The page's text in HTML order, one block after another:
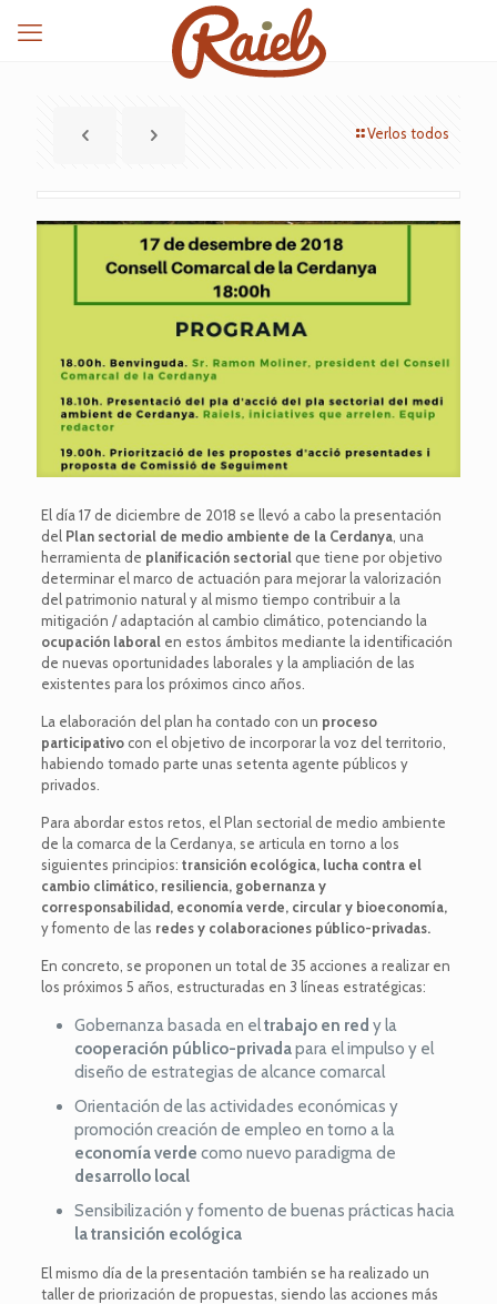
Verlos todos
El día 17 de diciembre de 2018 se llevó a cabo la presentación
del Plan sectorial de medio ambiente de la Cerdanya, una
herramienta de planificación sectorialque tiene por objetivo
determinar el marco de actuación para mejorar la valorización
del patrimonio natural y al mismo tiempo contribuir a la
mitigación / adaptación al cambio climático, potenciando la
ocupación laboralen estos ámbitos mediante la identificación
de nuevas oportunidades laborales y la ampliación de las
existentes para los próximos cinco años.
La elaboración del plan ha contado con un proceso
participativocon el objetivo de incorporar la voz del territorio,
habiendo tomado parte unas setenta agente públicos y
privados.
Para abordar estos retos, el Plan sectorial de medio ambiente
de la comarca de la Cerdanya, se articula en torno a los
siguientes principios: transición ecológica, lucha contra el
cambio climático, resiliencia, gobernanza y
corresponsabilidad, economía verde, circular y bioeconomía,
y fomento de las redes y colaboraciones público-privadas.
En concreto, se proponen un total de 35 acciones a realizar en
los próximos 5 años, estructuradas en 3 líneas estratégicas:
Gobernanza basada en eltrabajo en red y la
cooperación público-privadapara el impulso y el
diseño de estrategias de alcance comarcal
Orientación de las actividades económicas y
promoción creación de empleo en torno a la
economía verde como nuevo paradigma de
desarrollo local
Sensibilización y fomento de buenas prácticas hacia
la transición ecológica
El mismo día de la presentación también se ha realizado un
taller de priorización de propuestas, siendo las acciones más